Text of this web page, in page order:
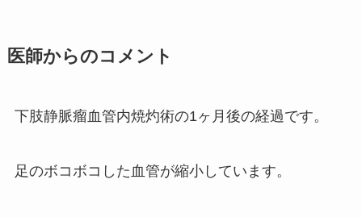
医師からのコメント
下肢静脈瘤血管内焼灼術の1ヶ月後の経過です。
足のボコボコした血管が縮小しています。